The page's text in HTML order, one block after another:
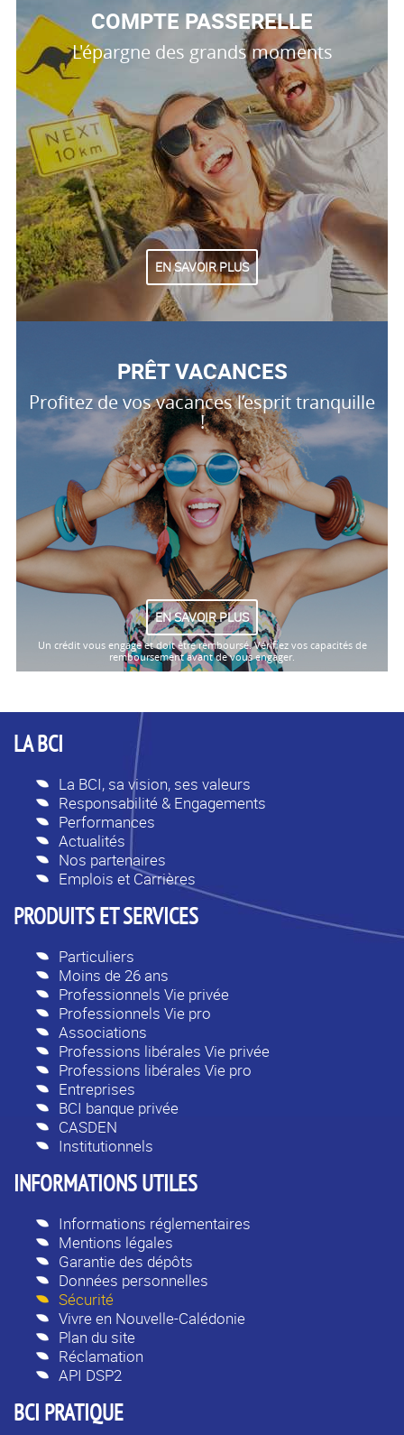
COMPTE PASSERELLE
L'épargne des grands moments
EN SAVOIR PLUS
PRÊT VACANCES
Profitez de vos vacances l’esprit tranquille
!
EN SAVOIR PLUS
Un crédit vous engage et doit être remboursé. Vérifiez vos capacités de
remboursement avant de vous engager.
LA BCI
La BCI, sa vision, ses valeurs
Responsabilité & Engagements
Performances
Actualités
Nos partenaires
Emplois et Carrières
PRODUITS ET SERVICES
Particuliers
Moins de 26 ans
Professionnels Vie privée
Professionnels Vie pro
Associations
Professions libérales Vie privée
Professions libérales Vie pro
Entreprises
BCI banque privée
CASDEN
Institutionnels
INFORMATIONS UTILES
Informations réglementaires
Mentions légales
Garantie des dépôts
Données personnelles
Sécurité
Vivre en Nouvelle-Calédonie
Plan du site
Réclamation
API DSP2
BCI PRATIQUE